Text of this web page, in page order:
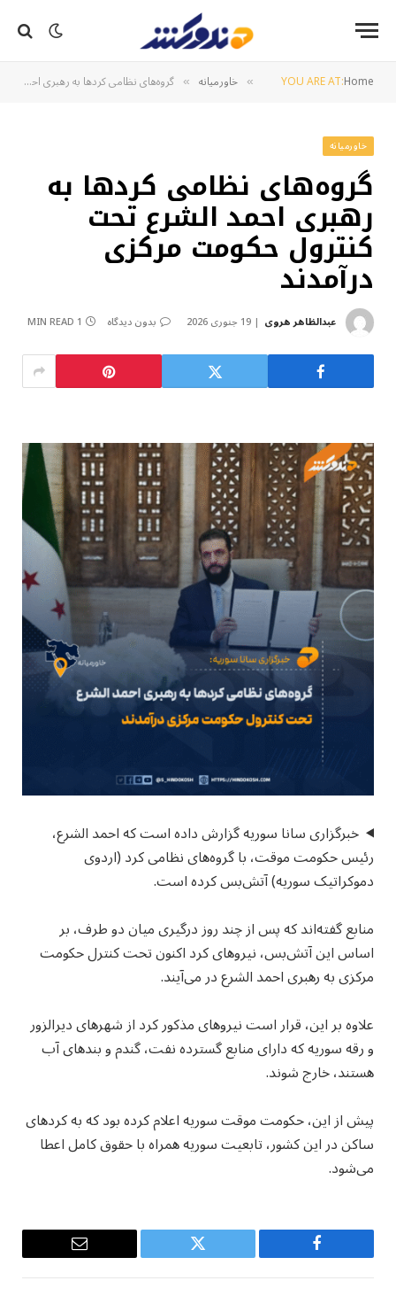
YOU ARE AT:Home
» خاورمیانه » گروه‌های نظامی کردها به رهبری احمد الشرع تحت کنترول حکومت مرکزی درآمدند
خاورمیانه
گروه‌های نظامی کردها به
رهبری احمد الشرع تحت
کنترول حکومت مرکزی
درآمدند
عبدالظاهر هروی 19 جنوری 2026 بدون دیدگاه 1 MIN READ
خبرگزاری سانا سوریه گزارش داده است که احمد الشرع،
رئیس حکومت موقت، با گروه‌های نظامی کرد (اردوی
دموکراتیک سوریه) آتش‌بس کرده است.
منابع گفته‌اند که پس از چند روز درگیری میان دو طرف، بر
اساس این آتش‌بس، نیروهای کرد اکنون تحت کنترل حکومت
مرکزی به رهبری احمد الشرع در می‌آیند.
علاوه بر این، قرار است نیروهای مذکور کرد از شهرهای دیرالزور
و رقه سوریه که دارای منابع گسترده نفت، گندم و بندهای آب
هستند، خارج شوند.
پیش از این، حکومت موقت سوریه اعلام کرده بود که به کردهای
ساکن در این کشور، تابعیت سوریه همراه با حقوق کامل اعطا
می‌شود.
Facebook
Twitter
Email